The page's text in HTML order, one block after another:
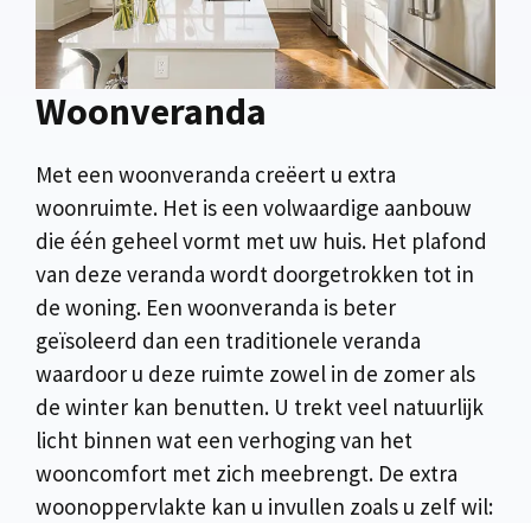
Woonveranda
Met een woonveranda creëert u extra
woonruimte. Het is een volwaardige aanbouw
die één geheel vormt met uw huis. Het plafond
van deze veranda wordt doorgetrokken tot in
de woning. Een woonveranda is beter
geïsoleerd dan een traditionele veranda
waardoor u deze ruimte zowel in de zomer als
de winter kan benutten. U trekt veel natuurlijk
licht binnen wat een verhoging van het
wooncomfort met zich meebrengt. De extra
woonoppervlakte kan u invullen zoals u zelf wil: